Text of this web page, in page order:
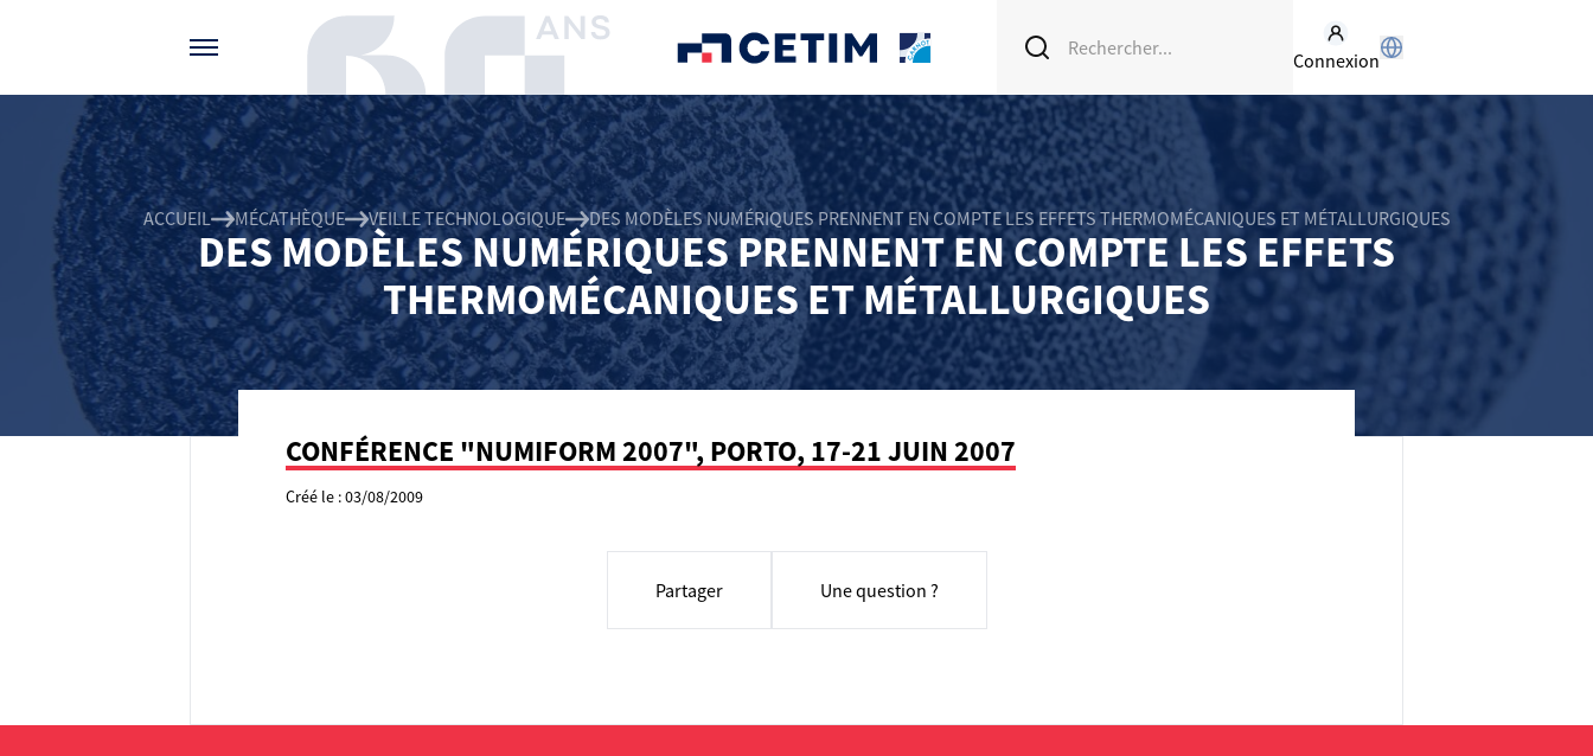
Connexion
ACCUEIL MÉCATHÈQUE VEILLE TECHNOLOGIQUE DES MODÈLES NUMÉRIQUES PRENNENT EN COMPTE LES EFFETS THERMOMÉCANIQUES ET MÉTALLURGIQUES
DES MODÈLES NUMÉRIQUES PRENNENT EN COMPTE LES EFFETS
THERMOMÉCANIQUES ET MÉTALLURGIQUES
CONFÉRENCE "NUMIFORM 2007", PORTO, 17-21 JUIN 2007
Créé le : 03/08/2009
Partager Une question ?